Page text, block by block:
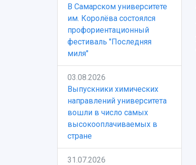
В Самарском университете
им. Королёва состоялся
профориентационный
фестиваль "Последняя
миля"
03.08.2026
Выпускники химических
направлений университета
вошли в число самых
высокооплачиваемых в
стране
31.07.2026